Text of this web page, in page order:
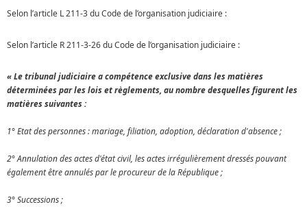
Selon l’article L 211-3 du Code de l’organisation judiciaire :
Selon l’article R 211-3-26 du Code de l’organisation judiciaire :
« Le tribunal judiciaire a compétence exclusive dans les matières
déterminées par les lois et règlements, au nombre desquelles figurent les
matières suivantes :
1° Etat des personnes : mariage, filiation, adoption, déclaration d'absence ;
2° Annulation des actes d'état civil, les actes irrégulièrement dressés pouvant
également être annulés par le procureur de la République ;
3° Successions ;